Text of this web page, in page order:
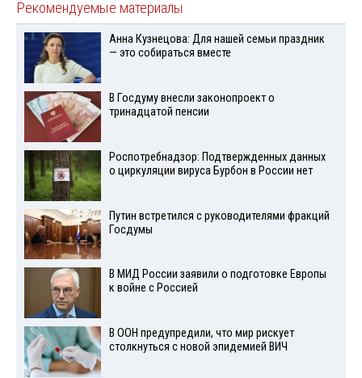
Рекомендуемые материалы
Анна Кузнецова: Для нашей семьи праздник
— это собираться вместе
В Госдуму внесли законопроект о
тринадцатой пенсии
Роспотребнадзор: Подтвержденных данных
о циркуляции вируса Бурбон в России нет
Путин встретился с руководителями фракций
Госдумы
В МИД России заявили о подготовке Европы
к войне с Россией
В ООН предупредили, что мир рискует
столкнуться с новой эпидемией ВИЧ